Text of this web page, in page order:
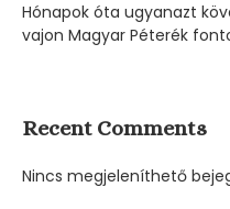
Hónapok óta ugyanazt
vajon Magyar Péterék
Recent Comments
Nincs megjeleníthető